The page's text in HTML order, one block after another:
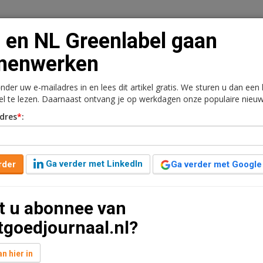
Vacaturebank Contact Abonnementen
samenwerken
aan met NL Greenlabel. Met de tools
Greenlabel wordt direct zichtbaar waar en hoe
en gezondheid.
NL Greenlabel gaan
uw e-mailadres in en lees dit artikel gratis. We sturen u dan een
te lezen. Daarnaast ontvang je op werkdagen onze populaire
*:
Ga verder met LinkedIn Ga verder met Google
u abonnee van
hier in